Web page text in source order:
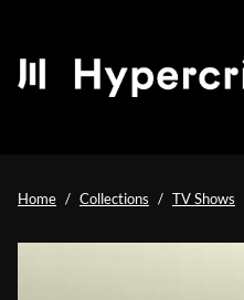
Home Collections TV Shows